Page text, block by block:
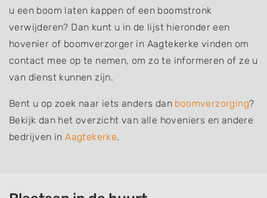
u een boom laten kappen of een boomstronk
verwijderen? Dan kunt u in de lijst hieronder een
hovenier of boomverzorger in Aagtekerke vinden om
contact mee op te nemen, om zo te informeren of ze u
van dienst kunnen zijn.
Bent u op zoek naar iets anders dan boomverzorging?
Bekijk dan het overzicht van alle hoveniers en andere
bedrijven inAagtekerke.